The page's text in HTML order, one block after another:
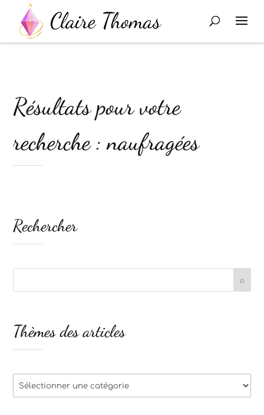
Résultats pour votre
recherche : naufragées
Rechercher
Thèmes des articles
Thèmes
des